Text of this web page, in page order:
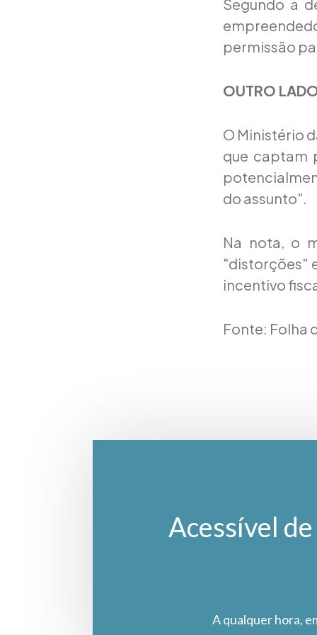
Segundo a
permissão
OUTRO
O Ministério
que captam
do assunto".
Na nota, o
"distorções"
incentivo
Fonte: Folha
Acessível
A qualquer hora,